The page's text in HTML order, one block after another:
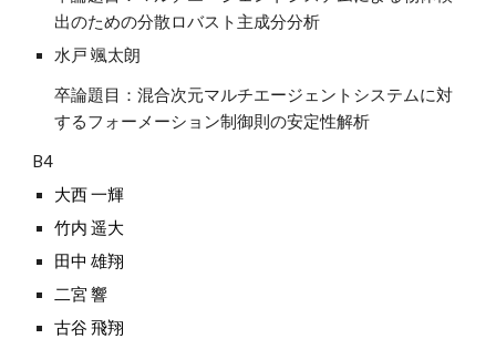
出のための分散ロバスト主成分分析
水戸 颯太朗
卒論題目：混合次元マルチエージェントシステムに対
するフォーメーション制御則の安定性解析
B4
大西 一輝
竹内 遥大
田中 雄翔
二宮 響
古谷 飛翔